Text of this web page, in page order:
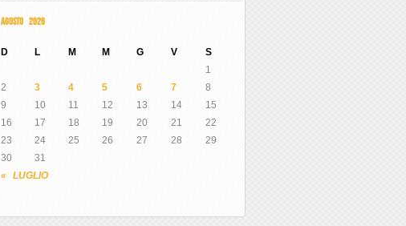
AGOSTO 2026
D L M M G V S
« LUGLIO
1
2
3 4 5 6 7
8
9
10 11 12 13 14
15
16
17 18 19 20 21
22
23
24 25 26 27 28
29
30
31